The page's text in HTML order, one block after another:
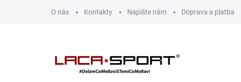
O nás Kontakty Napište nám Doprava a platba